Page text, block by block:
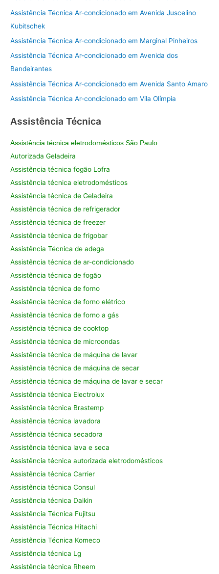
Assistência Técnica Ar-condicionado em Avenida Juscelino
Kubitschek
Assistência Técnica Ar-condicionado em Marginal Pinheiros
Assistência Técnica Ar-condicionado em Avenida dos
Bandeirantes
Assistência Técnica Ar-condicionado em Avenida Santo Amaro
Assistência Técnica Ar-condicionado em Vila Olímpia
Assistência Técnica
Assistência técnica eletrodomésticos São Paulo
Autorizada Geladeira
Assistência técnica fogão Lofra
Assistência técnica eletrodomésticos
Assistência técnica de Geladeira
Assistência técnica de refrigerador
Assistência técnica de freezer
Assistência técnica de frigobar
Assistência Técnica de adega
Assistência técnica de ar-condicionado
Assistência técnica de fogão
Assistência técnica de forno
Assistência técnica de forno elétrico
Assistência técnica de forno a gás
Assistência técnica de cooktop
Assistência técnica de microondas
Assistência técnica de máquina de lavar
Assistência técnica de máquina de secar
Assistência técnica de máquina de lavar e secar
Assistência técnica Electrolux
Assistência técnica Brastemp
Assistência técnica lavadora
Assistência técnica secadora
Assistência técnica lava e seca
Assistência técnica autorizada eletrodomésticos
Assistência técnica Carrier
Assistência técnica Consul
Assistência técnica Daikin
Assistência Técnica Fujitsu
Assistência Técnica Hitachi
Assistência Técnica Komeco
Assistência técnica Lg
Assistência técnica Rheem